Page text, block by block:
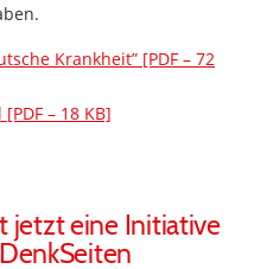
Krankheit” [PDF – 72
– 18 KB]
jetzt eine Initiative